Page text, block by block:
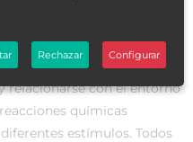
nueva pregunta, ¿qué es
fundamental de la vida
relacionarse con el entorno
químicas
estímulos. Todos
Rechazar Configurar